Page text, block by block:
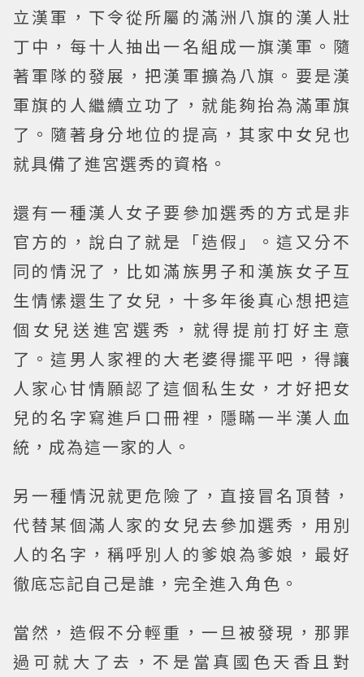
立漢軍，下令從所屬的滿洲八旗的漢人壯
丁中，每十人抽出一名組成一旗漢軍。隨
著軍隊的發展，把漢軍擴為八旗。要是漢
軍旗的人繼續立功了，就能夠抬為滿軍旗
了。隨著身分地位的提高，其家中女兒也
就具備了進宮選秀的資格。
還有一種漢人女子要參加選秀的方式是非
官方的，說白了就是「造假」。這又分不
同的情況了，比如滿族男子和漢族女子互
生情愫還生了女兒，十多年後真心想把這
個女兒送進宮選秀，就得提前打好主意
了。這男人家裡的大老婆得擺平吧，得讓
人家心甘情願認了這個私生女，才好把女
兒的名字寫進戶口冊裡，隱瞞一半漢人血
統，成為這一家的人。
另一種情況就更危險了，直接冒名頂替，
代替某個滿人家的女兒去參加選秀，用別
人的名字，稱呼別人的爹娘為爹娘，最好
徹底忘記自己是誰，完全進入角色。
當然，造假不分輕重，一旦被發現，那罪
過可就大了去，不是當真國色天香且對